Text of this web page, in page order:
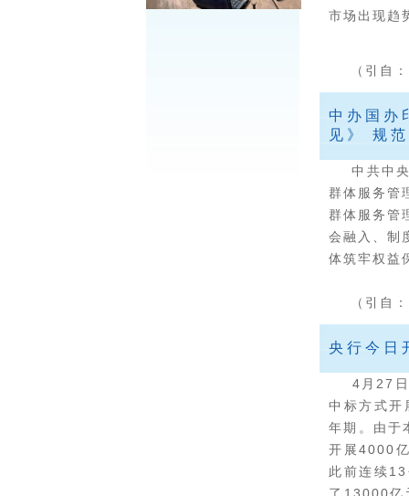
市场出现趋
（引自：
中办国办
见》 规
中共中央
群体服务管
群体服务管
会融入、制
体筑牢权益
（引自：
央行今日
4月27日
中标方式
年期。由于
开展4000
此前连续